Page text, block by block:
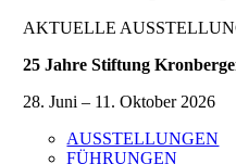
AKTUELLE
25 Jahre Stiftung
28. Juni – 11. Oktober 2026
AUSSTELLUNGEN
FÜHRUNGEN